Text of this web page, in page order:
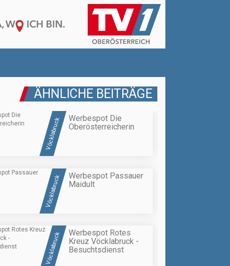
ÄHNLICHE BEITRÄGE
Vöcklabruck
Werbespot Die
Oberösterreicherin
Vöcklabruck
Werbespot Passauer
Maidult
Vöcklabruck
Werbespot Rotes
Kreuz Vöcklabruck -
Besuchtsdienst